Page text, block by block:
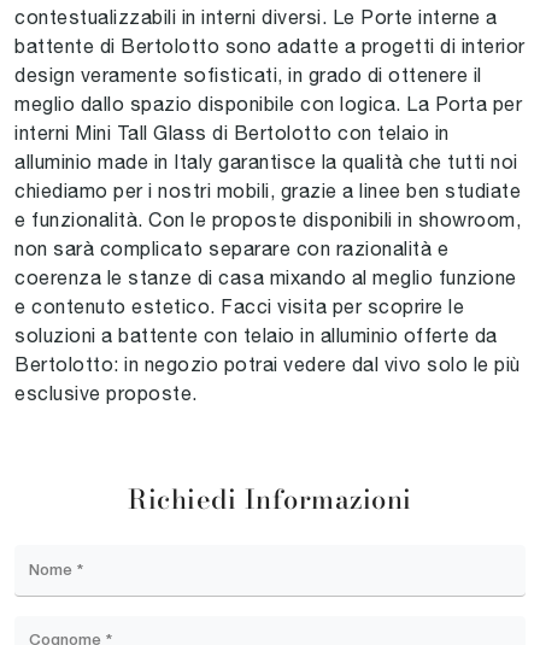
contestualizzabili in interni diversi. Le Porte interne a
battente di Bertolotto sono adatte a progetti di interior
design veramente sofisticati, in grado di ottenere il
meglio dallo spazio disponibile con logica. La Porta per
interni Mini Tall Glass di Bertolotto con telaio in
alluminio made in Italy garantisce la qualità che tutti noi
chiediamo per i nostri mobili, grazie a linee ben studiate
e funzionalità. Con le proposte disponibili in showroom,
non sarà complicato separare con razionalità e
coerenza le stanze di casa mixando al meglio funzione
e contenuto estetico. Facci visita per scoprire le
soluzioni a battente con telaio in alluminio offerte da
Bertolotto: in negozio potrai vedere dal vivo solo le più
esclusive proposte.
Richiedi Informazioni